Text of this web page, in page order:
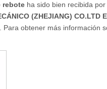
rebote ha sido bien recibida
(ZHEJIANG) CO.LTD
obtener más información